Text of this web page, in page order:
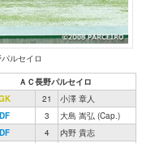
ルセイロ
ＡＣ長野パルセイロ
21
小澤 章人
DF 3
大島 嵩弘 (Cap.)
DF 4
内野 貴志